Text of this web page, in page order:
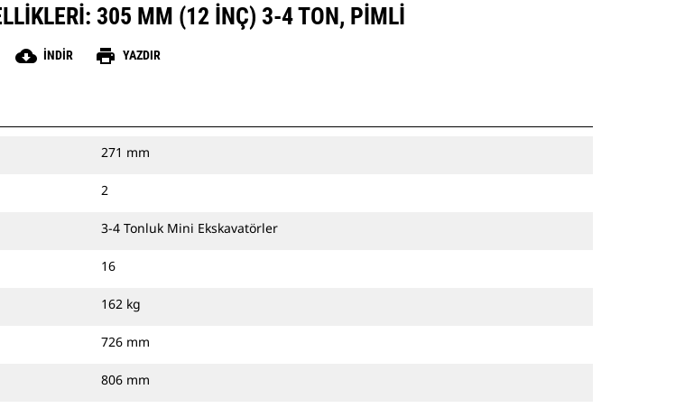
305 MM (12 INÇ) 3-4 TON, PIMLI
cloud_download İNDIR print YAZDIR
271 mm
2
3-4 Tonluk Mini Ekskavatörler
16
162 kg
726 mm
806 mm